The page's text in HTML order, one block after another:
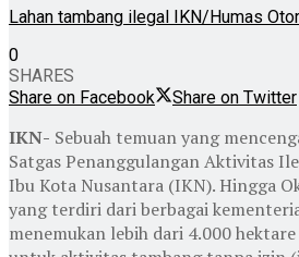
Lahan tambang ilegal IKN/Humas
0
SHARES
Share on Facebook
Share on Twitter
IKN- Sebuah temuan yang
Satgas Penanggulangan Aktivitas
Ibu Kota Nusantara (IKN). Hingga
yang terdiri dari berbagai
menemukan lebih dari 4.000